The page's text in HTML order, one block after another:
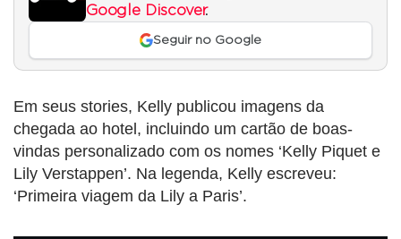
Google Discover.
Seguir no Google
Em seus stories, Kelly publicou imagens da
chegada ao hotel, incluindo um cartão de boas-
vindas personalizado com os nomes ‘Kelly Piquet e
Lily Verstappen’. Na legenda, Kelly escreveu:
‘Primeira viagem da Lily a Paris’.